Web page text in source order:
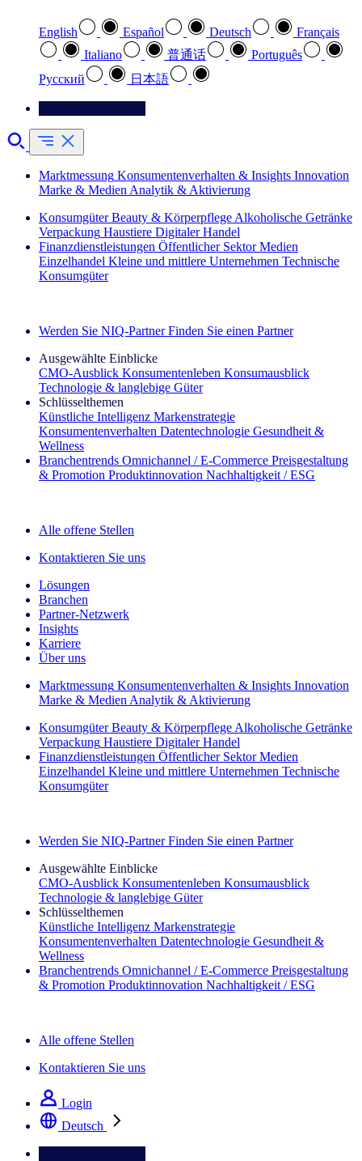
English Español Deutsch
Français
Italiano
普通话
Português
Pусский
日本語
Marktmessung Konsumentenverhalten & Insights Innovation
Marke & Medien Analytik & Aktivierung
Konsumgüter Beauty & Körperpflege Alkoholische Getränke
Verpackung Haustiere Digitaler Handel
Finanzdienstleistungen Öffentlicher Sektor Medien
Einzelhandel Kleine und mittlere Unternehmen Technische
Konsumgüter
Werden Sie NIQ-Partner Finden Sie einen Partner
Ausgewählte Einblicke
CMO‑Ausblick Konsumentenleben Konsumausblick
Technologie & langlebige Güter
Schlüsselthemen
Künstliche Intelligenz Markenstrategie
Konsumentenverhalten Datentechnologie Gesundheit &
Wellness
Branchentrends Omnichannel / E‑Commerce Preisgestaltung
& Promotion Produktinnovation Nachhaltigkeit / ESG
Alle offene Stellen
Kontaktieren Sie uns
Lösungen
Branchen
Partner-Netzwerk
Insights
Karriere
Über uns
Marktmessung Konsumentenverhalten & Insights Innovation
Marke & Medien Analytik & Aktivierung
Konsumgüter Beauty & Körperpflege Alkoholische Getränke
Verpackung Haustiere Digitaler Handel
Finanzdienstleistungen Öffentlicher Sektor Medien
Einzelhandel Kleine und mittlere Unternehmen Technische
Konsumgüter
Werden Sie NIQ-Partner Finden Sie einen Partner
Ausgewählte Einblicke
CMO‑Ausblick Konsumentenleben Konsumausblick
Technologie & langlebige Güter
Schlüsselthemen
Künstliche Intelligenz Markenstrategie
Konsumentenverhalten Datentechnologie Gesundheit &
Wellness
Branchentrends Omnichannel / E‑Commerce Preisgestaltung
& Promotion Produktinnovation Nachhaltigkeit / ESG
Alle offene Stellen
Kontaktieren Sie uns
Login
Deutsch